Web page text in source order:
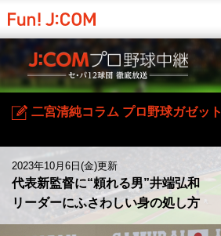
二宮清純コラム プロ野球ガゼット
2023年10月6日(金)更新
代表新監督に“頼れる男”井端弘和
リーダーにふさわしい身の処し方